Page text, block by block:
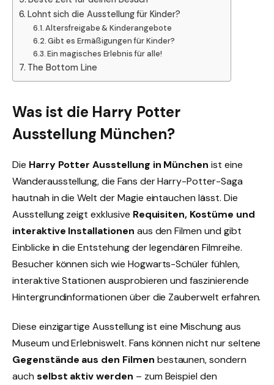
Lohnt sich die Ausstellung für Kinder?
Altersfreigabe & Kinderangebote
Gibt es Ermäßigungen für Kinder?
Ein magisches Erlebnis für alle!
The Bottom Line
Was ist die Harry Potter
Ausstellung München?
Die Harry Potter Ausstellung in München ist eine
Wanderausstellung, die Fans der Harry-Potter-Saga
hautnah in die Welt der Magie eintauchen lässt. Die
Ausstellung zeigt exklusive Requisiten, Kostüme und
interaktive Installationen aus den Filmen und gibt
Einblicke in die Entstehung der legendären Filmreihe.
Besucher können sich wie Hogwarts-Schüler fühlen,
interaktive Stationen ausprobieren und faszinierende
Hintergrundinformationen über die Zauberwelt erfahren.
Diese einzigartige Ausstellung ist eine Mischung aus
Museum und Erlebniswelt. Fans können nicht nur seltene
Gegenstände aus den Filmen bestaunen, sondern
auch selbst aktiv werden – zum Beispiel den